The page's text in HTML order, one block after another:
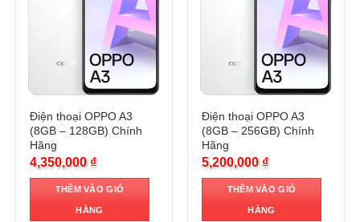
Trả góp 0%
Điện thoại OPPO A3
(8GB – 128GB) Chính
Hãng
4,350,000 ₫
THÊM VÀO GIỎ
HÀNG
Trả góp 0%
Điện thoại OPPO A3
(8GB – 256GB) Chính
Hãng
5,200,000 ₫
THÊM VÀO GIỎ
HÀNG